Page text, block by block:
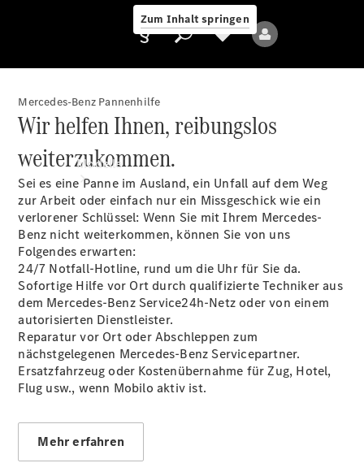
Zum Inhalt springen
Anbieter/Datenschutz
Modelle
Alle Modelle
Neue Modelle
Elektromodelle
Plug-in-Hybrid Modelle
Mercedes-Benz Pannenhilfe
Wir helfen Ihnen, reibungslos
weiterzukommen.
Sei es eine Panne im Ausland, ein Unfall auf dem Weg
zur Arbeit oder einfach nur ein Missgeschick wie ein
verlorener Schlüssel: Wenn Sie mit Ihrem Mercedes-
Benz nicht weiterkommen, können Sie von uns
Folgendes erwarten:
24/7 Notfall-Hotline, rund um die Uhr für Sie da.
Sofortige Hilfe vor Ort durch qualifizierte Techniker aus
dem Mercedes-Benz Service24h-Netz oder von einem
autorisierten Dienstleister.
Reparatur vor Ort oder Abschleppen zum
nächstgelegenen Mercedes-Benz Servicepartner.
Ersatzfahrzeug oder Kostenübernahme für Zug, Hotel,
Flug usw., wenn Mobilo aktiv ist.
Mehr erfahren